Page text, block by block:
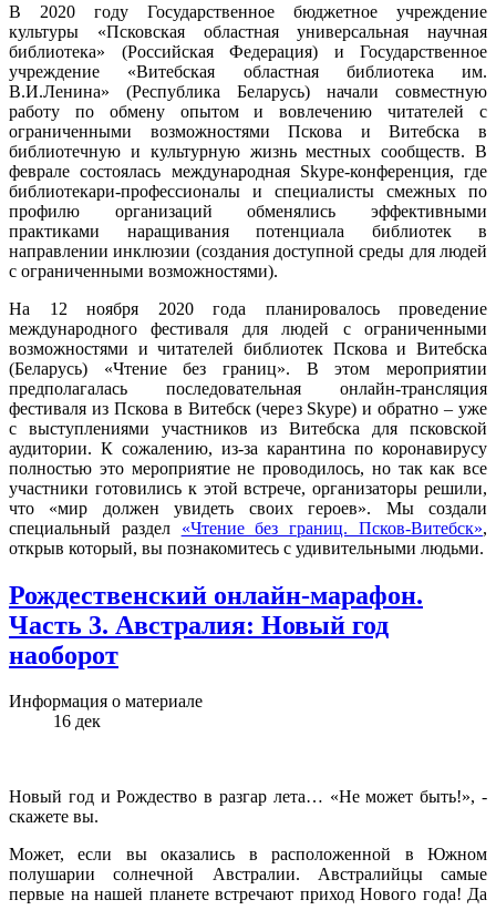
В 2020 году Государственное бюджетное учреждение
культуры «Псковская областная универсальная научная
библиотека» (Российская Федерация) и Государственное
учреждение «Витебская областная библиотека им.
В.И.Ленина» (Республика Беларусь) начали совместную
работу по обмену опытом и вовлечению читателей с
ограниченными возможностями Пскова и Витебска в
библиотечную и культурную жизнь местных сообществ. В
феврале состоялась международная Skype-конференция, где
библиотекари-профессионалы и специалисты смежных по
профилю организаций обменялись эффективными
практиками наращивания потенциала библиотек в
направлении инклюзии (создания доступной среды для людей
с ограниченными возможностями).
На 12 ноября 2020 года планировалось проведение
международного фестиваля для людей с ограниченными
возможностями и читателей библиотек Пскова и Витебска
(Беларусь) «Чтение без границ». В этом мероприятии
предполагалась последовательная онлайн-трансляция
фестиваля из Пскова в Витебск (через Skype) и обратно – уже
с выступлениями участников из Витебска для псковской
аудитории. К сожалению, из-за карантина по коронавирусу
полностью это мероприятие не проводилось, но так как все
участники готовились к этой встрече, организаторы решили,
что «мир должен увидеть своих героев». Мы создали
специальный раздел «Чтение без границ. Псков-Витебск»,
открыв который, вы познакомитесь с удивительными людьми.
Рождественский онлайн-марафон.
Часть 3. Австралия: Новый год
наоборот
Информация о материале
16 дек
Новый год и Рождество в разгар лета… «Не может быть!», -
скажете вы.
Может, если вы оказались в расположенной в Южном
полушарии солнечной Австралии. Австралийцы самые
первые на нашей планете встречают приход Нового года! Да